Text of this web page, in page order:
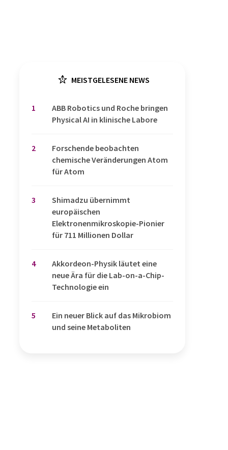
MEISTGELESENE NEWS
1
​​​​​​​ABB Robotics und Roche bringen
Physical AI in klinische Labore
2
Forschende beobachten
chemische Veränderungen Atom
für Atom
3
Shimadzu übernimmt
europäischen
Elektronenmikroskopie-Pionier
für 711 Millionen Dollar
4
Akkordeon-Physik läutet eine
neue Ära für die Lab-on-a-Chip-
Technologie ein
5
Ein neuer Blick auf das Mikrobiom
und seine Metaboliten